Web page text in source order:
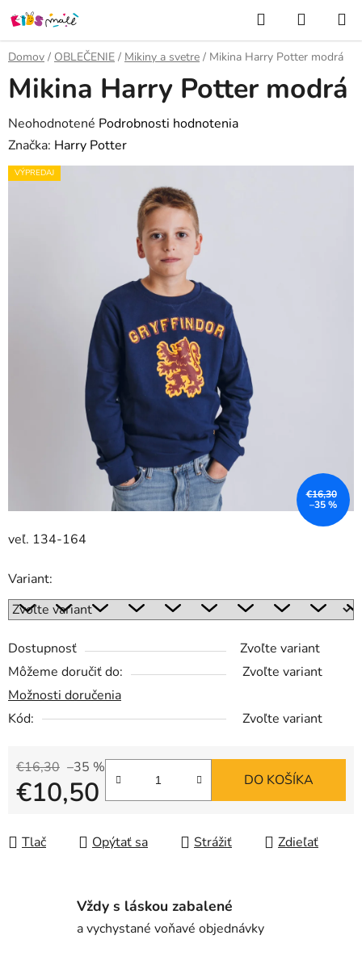
Prejsť
na
obsah
Hľadať
KOŠÍK
Domov / OBLEČENIE / Mikiny a svetre / Mikina Harry Potter modrá
veľ. 134-164
Variant:
Dostupnosť
Zvoľte variant
Môžeme doručiť do:
Zvoľte variant
Možnosti doručenia
Kód:
Zvoľte variant
€16,30 –35 %
€10,50 DO KOŠÍKA
Tlač Opýtať sa Strážiť Zdieľať
Mikina Harry Potter modrá
Priemerné
hodnotenie
produktu
Neohodnotené Podrobnosti hodnotenia
Značka: Harry Potter
VÝPREDAJ
€16,30
–35 %
Vždy s láskou zabalené
a vychystané voňavé objednávky